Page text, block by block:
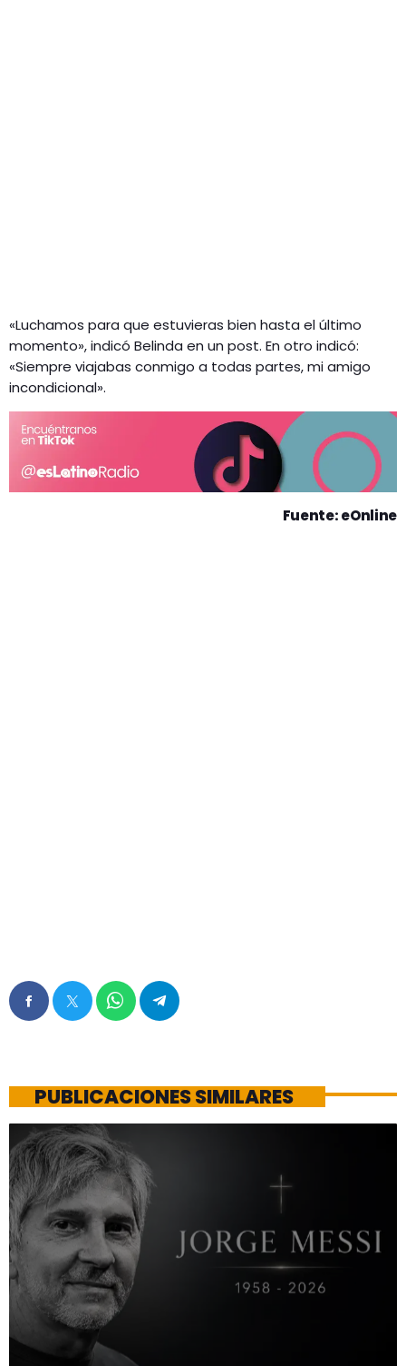
«Luchamos para que estuvieras bien hasta el último
momento», indicó Belinda en un post. En otro indicó:
«Siempre viajabas conmigo a todas partes, mi amigo
incondicional».
Fuente: eOnline
PUBLICACIONES SIMILARES